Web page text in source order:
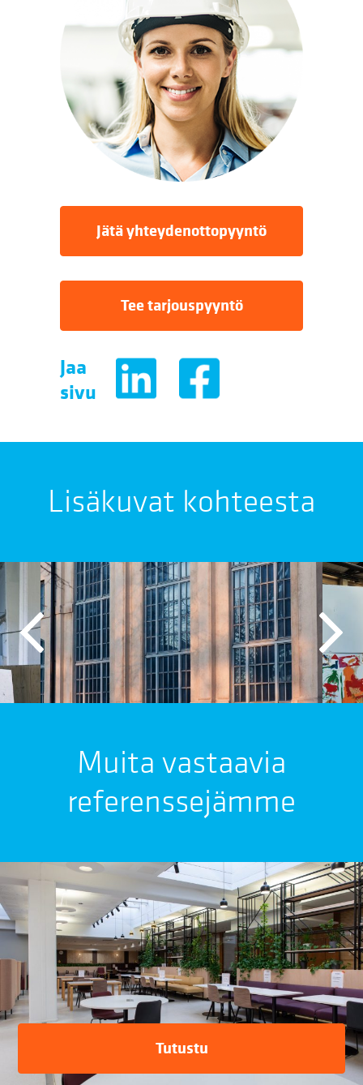
Jätä yhteydenottopyyntö
Tee tarjouspyyntö
Jaa
sivu
Lisäkuvat kohteesta
Muita vastaavia
referenssejämme
Tutustu